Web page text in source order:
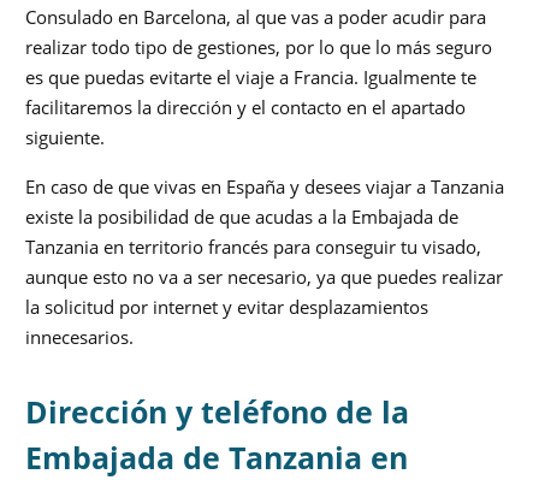
Consulado en Barcelona, al que vas a poder acudir para
realizar todo tipo de gestiones, por lo que lo más seguro
es que puedas evitarte el viaje a Francia. Igualmente te
facilitaremos la dirección y el contacto en el apartado
siguiente.
En caso de que vivas en España y desees viajar a Tanzania
existe la posibilidad de que acudas a la Embajada de
Tanzania en territorio francés para conseguir tu visado,
aunque esto no va a ser necesario, ya que puedes realizar
la solicitud por internet y evitar desplazamientos
innecesarios.
Dirección y teléfono de la
Embajada de Tanzania en